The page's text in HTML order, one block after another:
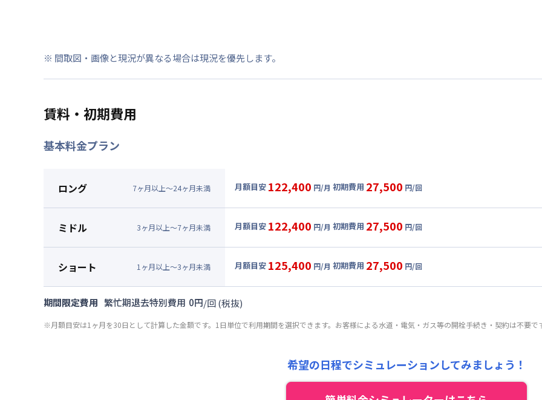
※ 間取図・画像と現況が異なる場合は現況を優先します。
賃料・初期費用
基本料金プラン
ロング 7ヶ月以上～24ヶ月未満 月額目安 122,400 円/月 初期費用 27,500 円/回
78,000円/月 (2,600円/日)
光熱費他 : 24,000円/月 (800円/日) (税抜)
清掃料他 : 25,000円/回 (税抜)
その他費用 :
ミドル 3ヶ月以上～7ヶ月未満 月額目安 122,400 円/月 初期費用 27,500 円/回
78,000円/月 (2,600円/日)
光熱費他 : 24,000円/月 (800円/日) (税抜)
清掃料他 :
その他費用 :
ショート 1 ヶ月以上～3ヶ月未満 月額目安 125,400 円/月 初期費用 27,500 円/回
月額賃料目安(30日利用)
光熱費他 : 24,000円/月 (800円/日) (税抜)
期間限定費用 繁忙期退去特別費用 0円/回(税抜)
※月額目安は1ヶ月を30日として計算した金額です。1日単位で利用期間を選択できます。お客様による水道・電気・ガス等の開栓手続き・契約は不要で
希望の日程でシミュレーションしてみましょう！